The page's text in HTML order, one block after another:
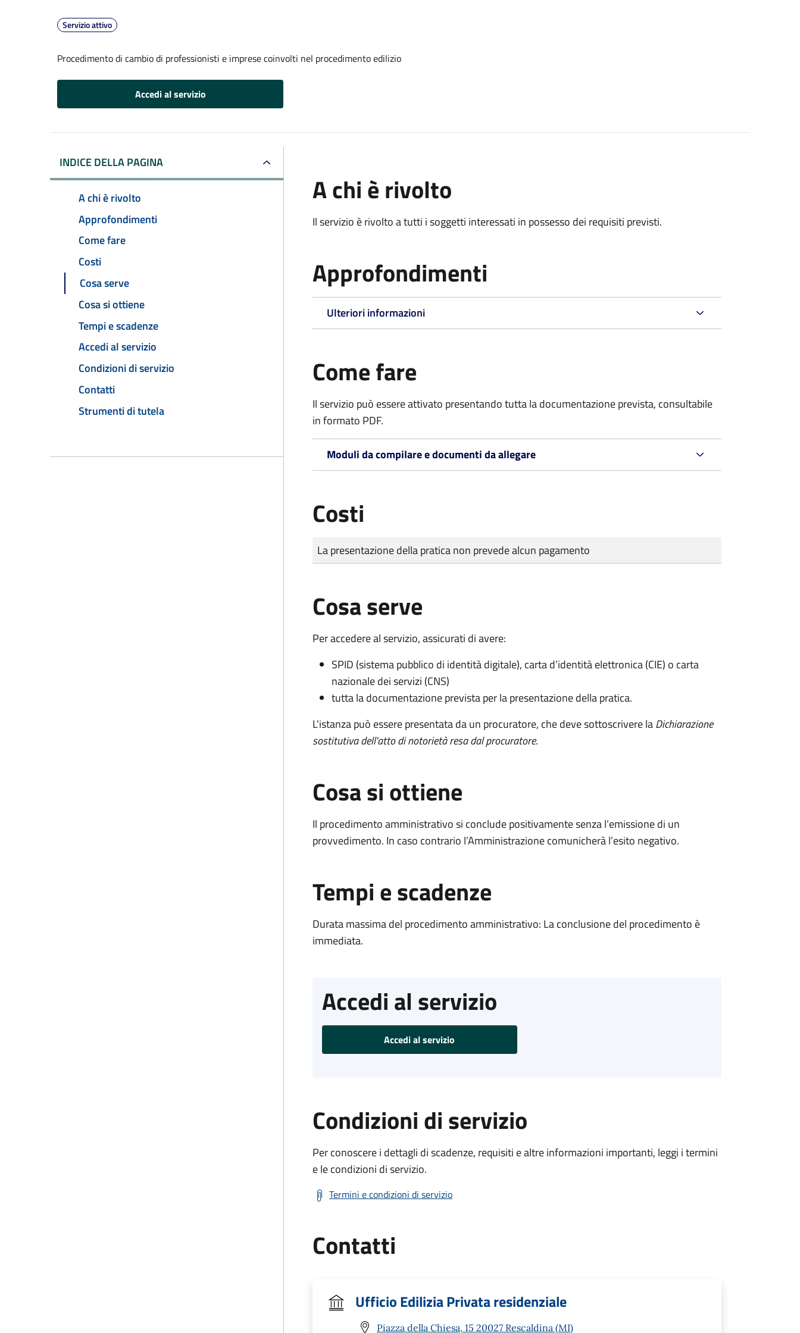
Servizio attivo
Procedimento di cambio di professionisti e imprese coinvolti nel procedimento edilizio
Accedi al servizio
INDICE DELLA PAGINA
A chi è rivolto
Approfondimenti
Come fare
Costi
Cosa serve
Cosa si ottiene
Tempi e scadenze
Accedi al servizio
Condizioni di servizio
Contatti
Strumenti di tutela
A chi è rivolto
Il servizio è rivolto a tutti i soggetti interessati in possesso dei requisiti previsti.
Approfondimenti
Ulteriori informazioni
Come fare
Il servizio può essere attivato presentando tutta la documentazione prevista, consultabile
in formato PDF.
Moduli da compilare e documenti da allegare
Costi
Tipo di pagamento
Importo
La presentazione della pratica non prevede alcun pagamento
Cosa serve
Per accedere al servizio, assicurati di avere:
SPID (sistema pubblico di identità digitale), carta d’identità elettronica (CIE) o carta
nazionale dei servizi (CNS)
tutta la documentazione prevista per la presentazione della pratica.
L'istanza può essere presentata da un procuratore, che deve sottoscrivere laDichiarazione
sostitutiva dell'atto di notorietà resa dal procuratore.
Cosa si ottiene
Il procedimento amministrativo si conclude positivamente senza l’emissione di un
provvedimento. In caso contrario l’Amministrazione comunicherà l’esito negativo.
Tempi e scadenze
Durata massima del procedimento amministrativo: La conclusione del procedimento è
immediata.
Accedi al servizio
Accedi al servizio
Condizioni di servizio
Per conoscere i dettagli di scadenze, requisiti e altre informazioni importanti, leggi i termini
e le condizioni di servizio.
Termini e condizioni di servizio
Contatti
Ufficio Edilizia Privata residenziale
Piazza della Chiesa, 15 20027 Rescaldina (MI)